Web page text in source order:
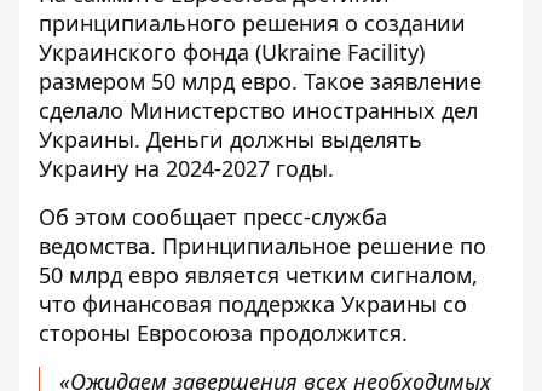
принципиального решения о создании
Украинского фонда (Ukraine Facility)
размером 50 млрд евро. Такое заявление
сделало Министерство иностранных дел
Украины. Деньги должны выделять
Украину на 2024-2027 годы.
Об этом сообщает пресс-служба
ведомства. Принципиальное решение по
50 млрд евро является четким сигналом,
что финансовая поддержка Украины со
стороны Евросоюза продолжится.
«Ожидаем завершения всех необходимых